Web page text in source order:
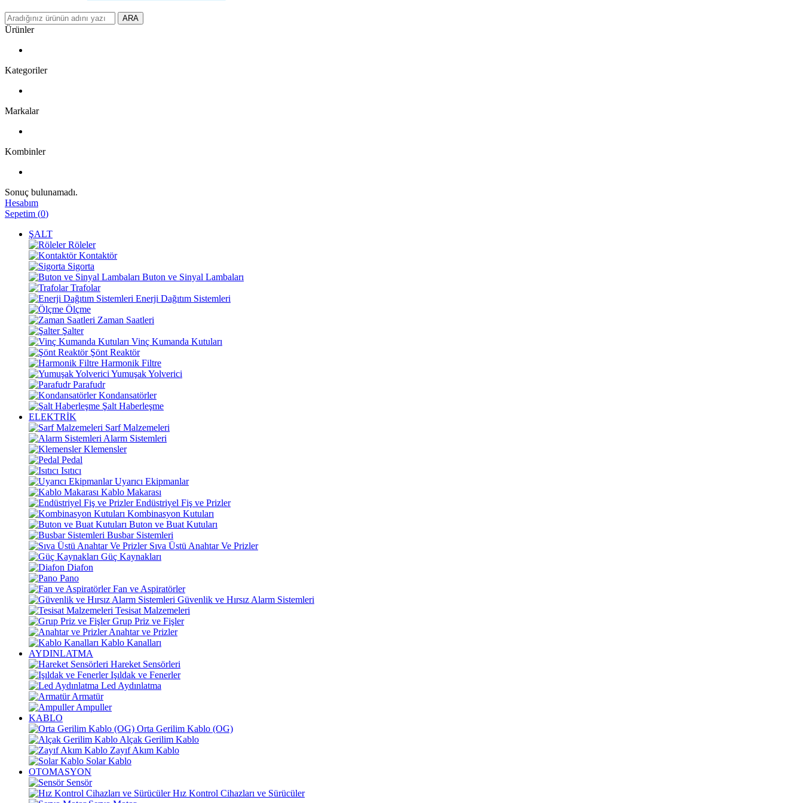
ARA
Ürünler
Kategoriler
Markalar
Kombinler
Sonuç bulunamadı.
Hesabım
Sepetim (0)
ŞALT
Röleler
Kontaktör
Sigorta
Buton ve Sinyal Lambaları
Trafolar
Enerji Dağıtım Sistemleri
Ölçme
Zaman Saatleri
Şalter
Vinç Kumanda Kutuları
Şönt Reaktör
Harmonik Filtre
Yumuşak Yolverici
Parafudr
Kondansatörler
Şalt Haberleşme
ELEKTRİK
Sarf Malzemeleri
Alarm Sistemleri
Klemensler
Pedal
Isıtıcı
Uyarıcı Ekipmanlar
Kablo Makarası
Endüstriyel Fiş ve Prizler
Kombinasyon Kutuları
Buton ve Buat Kutuları
Busbar Sistemleri
Sıva Üstü Anahtar Ve Prizler
Güç Kaynakları
Diafon
Pano
Fan ve Aspiratörler
Güvenlik ve Hırsız Alarm Sistemleri
Tesisat Malzemeleri
Grup Priz ve Fişler
Anahtar ve Prizler
Kablo Kanalları
AYDINLATMA
Hareket Sensörleri
Işıldak ve Fenerler
Led Aydınlatma
Armatür
Ampuller
KABLO
Orta Gerilim Kablo (OG)
Alçak Gerilim Kablo
Zayıf Akım Kablo
Solar Kablo
OTOMASYON
Sensör
Hız Kontrol Cihazları ve Sürücüler